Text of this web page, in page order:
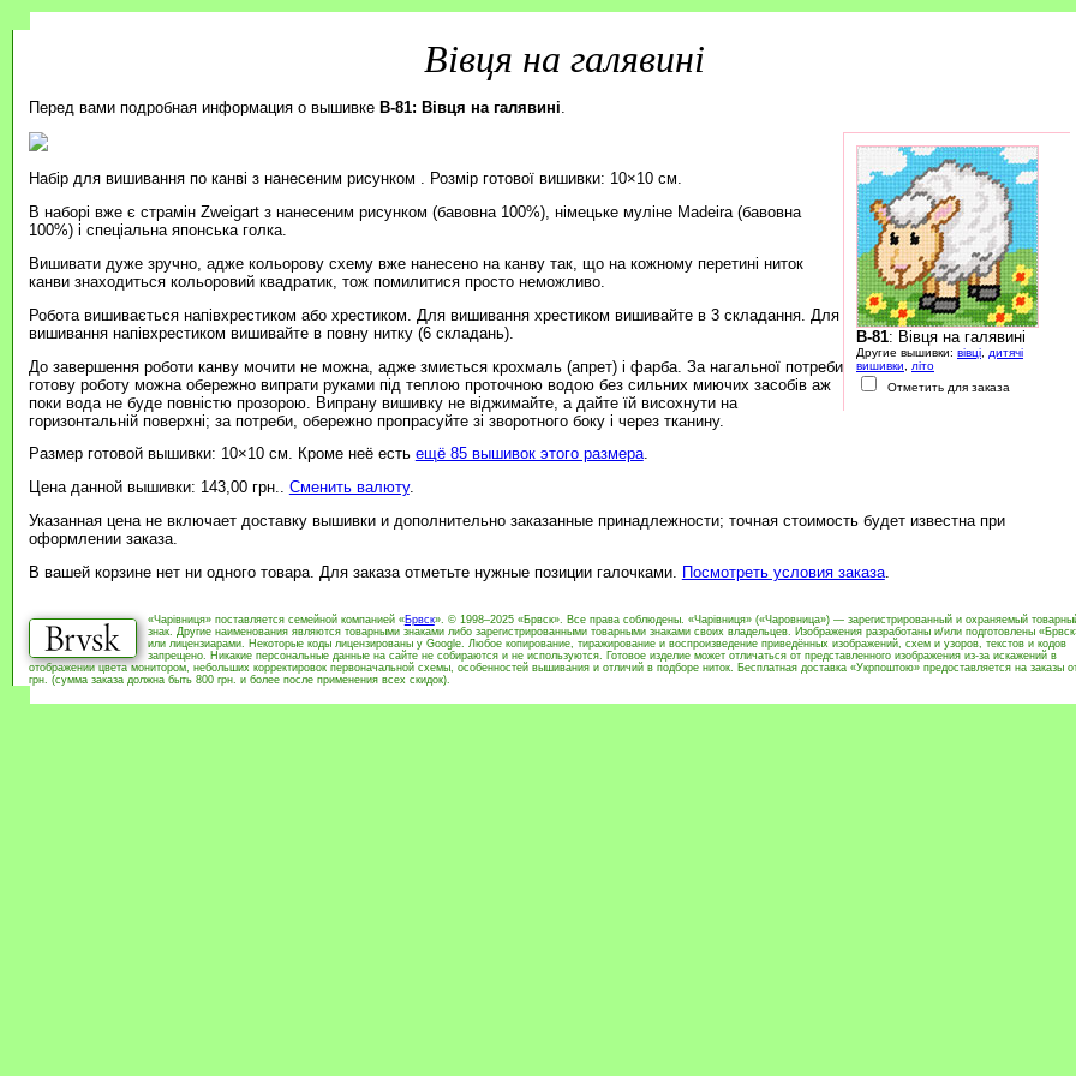
Вівця на галявині
Перед вами подробная информация о вышивке B-81: Вівця на галявині
B-81: Вівця на галявині
Другие вышивки: вівці
дитячі
вишивки
літо
Отметить для заказа
Набір для вишивання по канві з нанесеним рисунком . Розмір готової вишивки: 10×10 см.
В наборі вже є страмін Zweigart з нанесеним рисунком (бавовна 100%), німецьке муліне Madeira (бавовна
100%) і спеціальна японська голка.
Вишивати дуже зручно, адже кольорову схему вже нанесено на канву так, що на кожному перетині ниток
канви знаходиться кольоровий квадратик, тож помилитися просто неможливо.
Робота вишивається напівхрестиком або хрестиком. Для вишивання хрестиком вишивайте в 3 складання. Для
вишивання напівхрестиком вишивайте в повну нитку (6 складань).
До завершення роботи канву мочити не можна, адже змиється крохмаль (апрет) і фарба. За нагальної потреби
готову роботу можна обережно випрати руками під теплою проточною водою без сильних миючих засобів аж
поки вода не буде повністю прозорою. Випрану вишивку не віджимайте, а дайте їй висохнути на
горизонтальній поверхні; за потреби, обережно пропрасуйте зі зворотного боку і через тканину.
Размер готовой вышивки: 10×10 см. Кроме неё есть ещё 85 вышивок этого размера.
Цена данной вышивки: 143,00 грн.. Сменить валюту.
Указанная цена не включает доставку вышивки и дополнительно заказанные принадлежности; точная стоимость будет известна при
оформлении заказа.
В вашей корзине нет ни одного товара. Для заказа отметьте нужные позиции галочками.
Посмотреть условия заказа.
«Чарівниця» поставляется семейной компанией «Брвск». © 1998–2025 «Брвск». Все права соблюдены. «Чарівниця» («Чаровница») — зарегистрированный и охраняемый
знак. Другие наименования являются товарными знаками либо зарегистрированными товарными знаками своих владельцев. Изображения разработаны и/или подготовлены
или лицензиарами. Некоторые коды лицензированы у Google. Любое копирование, тиражирование и воспроизведение приведённых изображений, схем и узоров, текстов и кодов
запрещено. Никакие персональные данные на сайте не собираются и не используются. Готовое изделие может отличаться от представленного изображения из-за искажений в
отображении цвета монитором, небольших корректировок первоначальной схемы, особенностей вышивания и отличий в подборе ниток. Бесплатная доставка «Укрпоштою» предоставляется на заказы
грн. (сумма заказа должна быть 800 грн. и более после применения всех скидок).